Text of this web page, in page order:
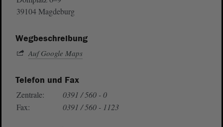
39104 Magdeburg
Wegbeschreibung
Auf Google Maps
Telefon und Fax
Zentrale:
0391 / 560 - 0
Fax:
0391 / 560 - 1123